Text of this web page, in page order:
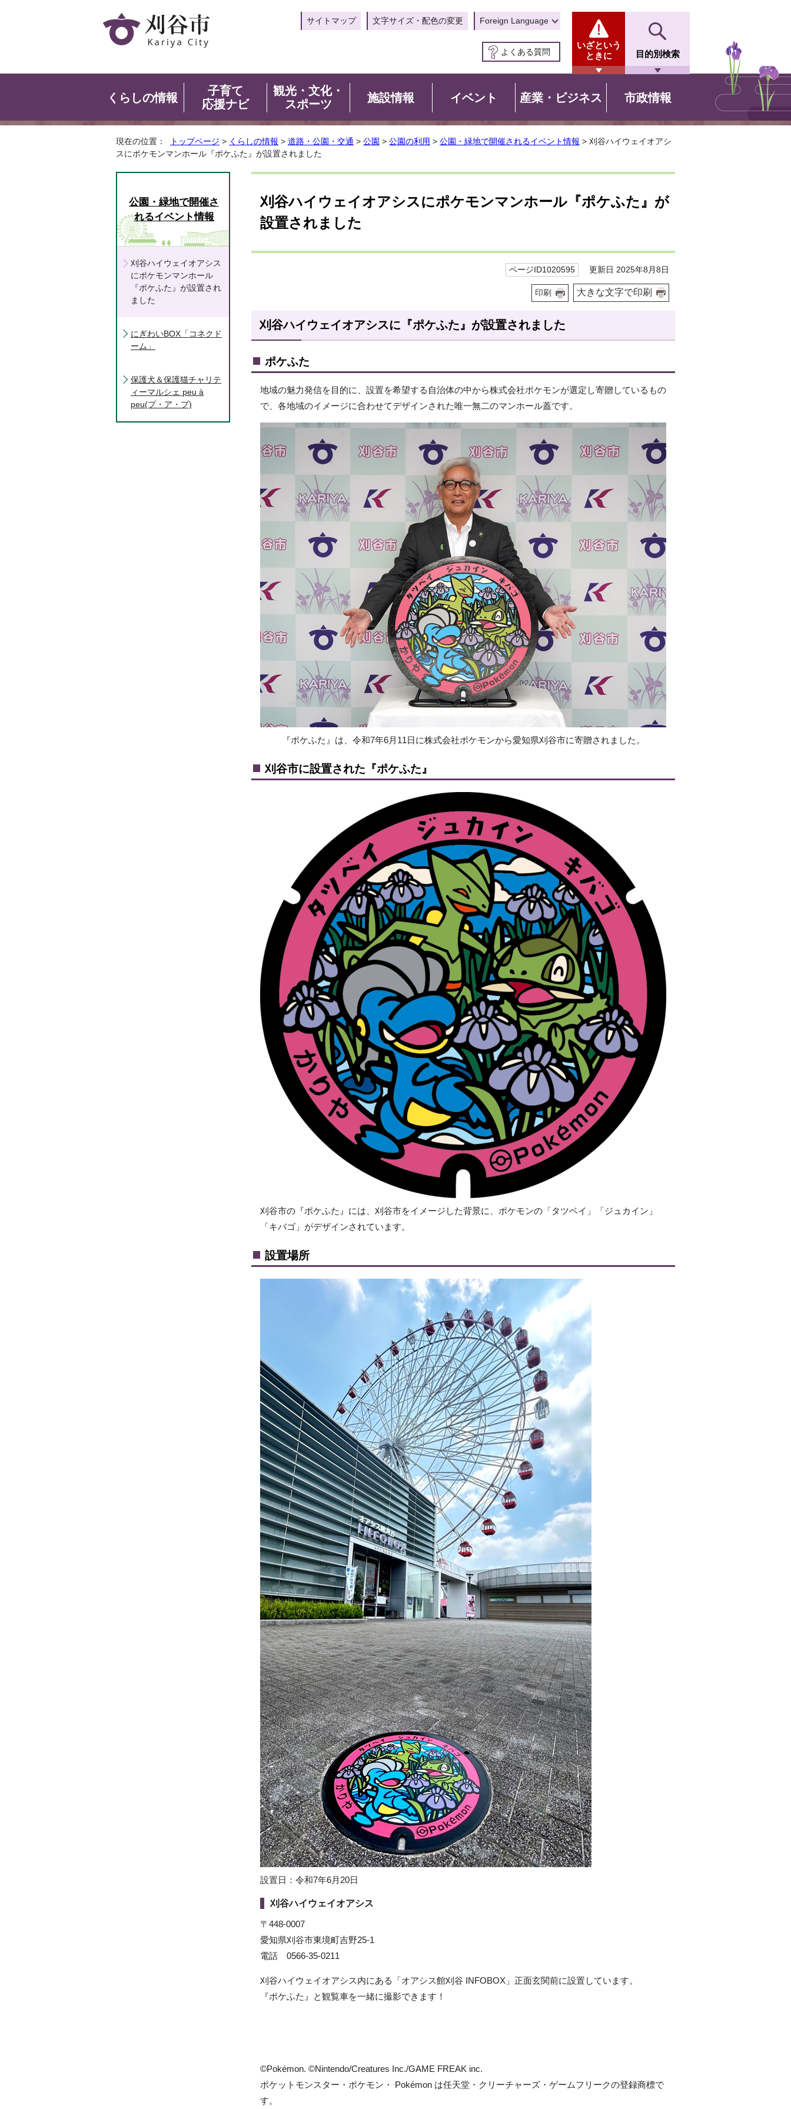
サイトマップ 文字サイズ・配色の変更 Foreign Language
よくある質問
いざという
ときに
目的別検索
くらしの情報
子育て
応援ナビ
観光・文化・
スポーツ
施設情報 イベント 産業・ビジネス 市政情報
現在の位置： トップページ > くらしの情報 > 道路・公園・交通 > 公園 > 公園の利用 > 公園・緑地で開催されるイベント情報 > 刈谷ハイウェイオアシ
スにポケモンマンホール『ポケふた』が設置されました
刈谷ハイウェイオアシスにポケモンマンホール『ポケふた』が
設置されました
ページID1020595 更新日 2025年8月8日
印刷 大きな文字で印刷
刈谷ハイウェイオアシスに『ポケふた』が設置されました
ポケふた
地域の魅力発信を目的に、設置を希望する自治体の中から株式会社ポケモンが選定し寄贈しているもの
で、各地域のイメージに合わせてデザインされた唯一無二のマンホール蓋です。
『ポケふた』は、令和7年6月11日に株式会社ポケモンから愛知県刈谷市に寄贈されました。
刈谷市に設置された『ポケふた』
刈谷市の『ポケふた』には、刈谷市をイメージした背景に、ポケモンの「タツベイ」「ジュカイン」
「キバゴ」がデザインされています。
設置場所
設置日：令和7年6月20日
刈谷ハイウェイオアシス
〒448-0007
愛知県刈谷市東境町吉野25-1
電話 0566-35-0211
刈谷ハイウェイオアシス内にある「オアシス館刈谷 INFOBOX」正面玄関前に設置しています。
『ポケふた』と観覧車を一緒に撮影できます！
©Pokémon. ©Nintendo/Creatures Inc./GAME FREAK inc.
ポケットモンスター・ポケモン・ Pokémon は任天堂・クリーチャーズ・ゲームフリークの登録商標で
す。
公園・緑地で開催さ
れるイベント情報
刈谷ハイウェイオアシス
にポケモンマンホール
『ポケふた』が設置され
ました
にぎわいBOX「コネクド
ーム」
保護犬＆保護猫チャリテ
ィーマルシェ peu à
peu(プ・ア・プ)